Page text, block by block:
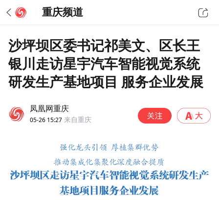
重庆频道
沙坪坝区委书记祁美文、区长王
银川走访星宇汽车智能视觉系统
研发生产基地项目 服务企业发展
凤凰网重庆
05-26 15:27 来自重庆